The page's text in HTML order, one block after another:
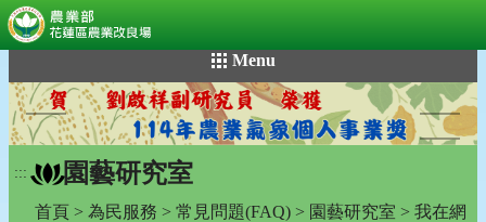
到
主
要
內
容
Menu
::: 園藝研究室
首頁 > 為民服務 > 常見問題(FAQ) > 園藝研究室 > 我在網